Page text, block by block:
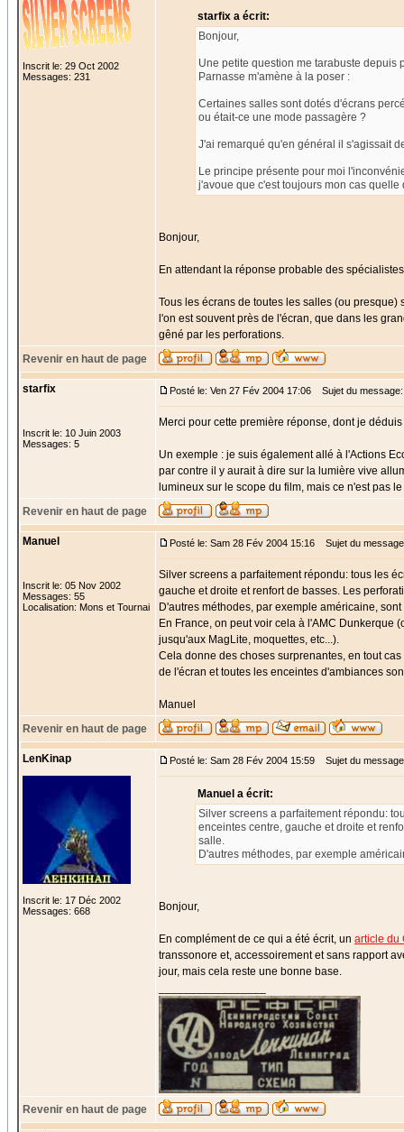
Inscrit le: 29 Oct 2002
Messages: 231
starfix a écrit:
Bonjour,
Une petite question me tarabuste depuis
Parnasse m'amène à la poser :
Certaines salles sont dotés d'écrans
ou était-ce une mode passagère ?
J'ai remarqué qu'en général il s'agissait
Le principe présente pour moi
j'avoue que c'est toujours mon cas quelle
Bonjour,
En attendant la réponse probable des
Tous les écrans de toutes les salles (ou
l'on est souvent près de l'écran, que dans les
gêné par les perforations.
Revenir en haut de page
starfix
Inscrit le: 10 Juin 2003
Messages: 5
Posté le: Ven 27 Fév 2004 17:06 Sujet du message:
Merci pour cette première réponse, dont je
Un exemple : je suis également allé à l'Actions
par contre il y aurait à dire sur la lumière vive
lumineux sur le scope du film, mais ce n'est pas le
Revenir en haut de page
Manuel
Inscrit le: 05 Nov 2002
Messages: 55
Localisation: Mons et Tournai
Posté le: Sam 28 Fév 2004 15:16 Sujet du
Silver screens a parfaitement répondu: tous les
gauche et droite et renfort de basses. Les
D'autres méthodes, par exemple américaine,
En France, on peut voir cela à l'AMC Dunkerque
jusqu'aux MagLite, moquettes, etc...).
Cela donne des choses surprenantes, en tout
de l'écran et toutes les enceintes d'ambiances
Manuel
Revenir en haut de page
LenKinap
Inscrit le: 17 Déc 2002
Messages: 668
Posté le: Sam 28 Fév 2004 15:59 Sujet du
Manuel a écrit:
Silver screens a parfaitement répondu:
enceintes centre, gauche et droite et
salle.
D'autres méthodes, par exemple
Bonjour,
En complément de ce qui a été écrit, un article du
transsonore et, accessoirement et sans rapport
jour, mais cela reste une bonne base.
Revenir en haut de page